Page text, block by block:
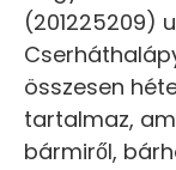
(201225209)
összesen
tartalmaz,
bármiről,